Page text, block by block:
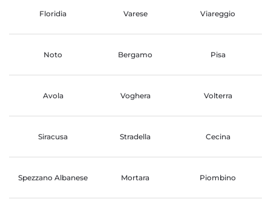
Floridia Varese Viareggio
Noto Bergamo Pisa
Avola Voghera Volterra
Siracusa Stradella Cecina
Spezzano Albanese Mortara Piombino